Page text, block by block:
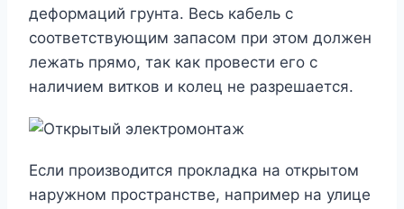
деформаций грунта. Весь кабель с
соответствующим запасом при этом должен
лежать прямо, так как провести его с
наличием витков и колец не разрешается.
Если производится прокладка на открытом
наружном пространстве, например на улице